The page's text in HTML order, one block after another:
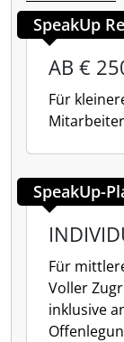
SpeakUp
AB €
Für
SpeakUp-
Für
Voller
inklusive